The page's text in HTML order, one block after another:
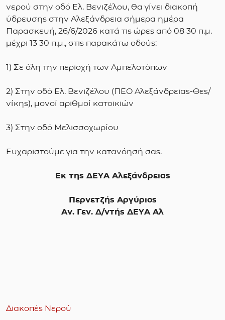
νερού στην οδό Ελ. Βενιζέλου, θα γίνει διακοπή
ύδρευσης στην Αλεξάνδρεια σήμερα ημέρα
Παρασκευή, 26/6/2026 κατά τις ώρες από 08 30 π.μ.
μέχρι 13 30 π.μ., στις παρακάτω οδούς:
1) Σε όλη την περιοχή των Αμπελοτόπων
2) Στην οδό Ελ. Βενιζέλου (ΠΕΟ Αλεξάνδρειας-Θες/
νίκης), μονοί αριθμοί κατοικιών
3) Στην οδό Μελισσοχωρίου
Ευχαριστούμε για την κατανόησή σας.
Εκ της ΔΕΥΑ Αλεξάνδρειας
Περνετζής Αργύριος
Αν. Γεν. Δ/ντής ΔΕΥΑ Αλ
Διακοπές Νερού